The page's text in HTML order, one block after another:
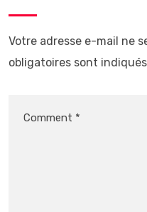
Votre adresse e-mail ne
obligatoires sont